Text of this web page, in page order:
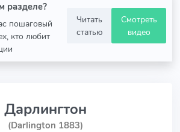
разделе?
пошаговый
кто любит
Читать
статью
Смотреть
видео
Дарлингтон
(Darlington 1883)